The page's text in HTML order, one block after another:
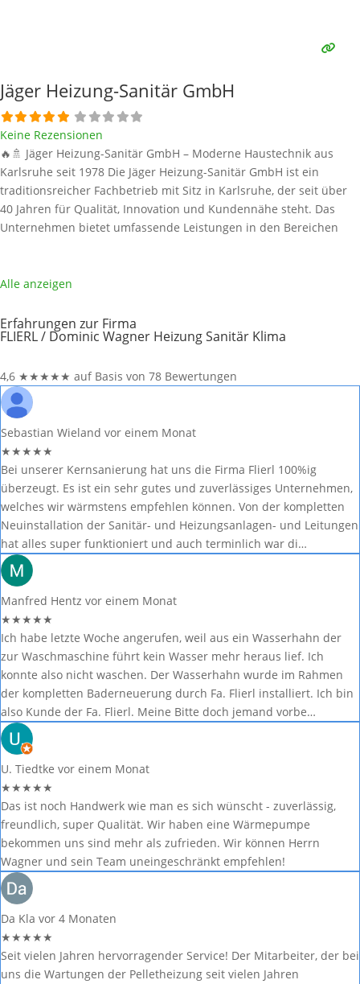
Jäger Heizung-Sanitär GmbH
Keine Rezensionen
🔥🚿 Jäger Heizung-Sanitär GmbH – Moderne Haustechnik aus
Karlsruhe seit 1978 Die Jäger Heizung-Sanitär GmbH ist ein
traditionsreicher Fachbetrieb mit Sitz in Karlsruhe, der seit über
40 Jahren für Qualität, Innovation und Kundennähe steht. Das
Unternehmen bietet umfassende Leistungen in den Bereichen
Heizlösungen ist Jäger
Alle anzeigen
Erfahrungen zur Firma
FLIERL / Dominic Wagner Heizung Sanitär Klima
4,6 ★★★★★ auf Basis von 78 Bewertungen
Sebastian Wieland vor einem Monat
★★★★★
Bei unserer Kernsanierung hat uns die Firma Flierl 100%ig
überzeugt. Es ist ein sehr gutes und zuverlässiges Unternehmen,
welches wir wärmstens empfehlen können. Von der kompletten
Neuinstallation der Sanitär- und Heizungsanlagen- und Leitungen
hat alles super funktioniert und auch terminlich war di…
Manfred Hentz vor einem Monat
★★★★★
Ich habe letzte Woche angerufen, weil aus ein Wasserhahn der
zur Waschmaschine führt kein Wasser mehr heraus lief. Ich
konnte also nicht waschen. Der Wasserhahn wurde im Rahmen
der kompletten Baderneuerung durch Fa. Flierl installiert. Ich bin
also Kunde der Fa. Flierl. Meine Bitte doch jemand vorbe…
U. Tiedtke vor einem Monat
★★★★★
Das ist noch Handwerk wie man es sich wünscht - zuverlässig,
freundlich, super Qualität. Wir haben eine Wärmepumpe
bekommen uns sind mehr als zufrieden. Wir können Herrn
Wagner und sein Team uneingeschränkt empfehlen!
Da Kla vor 4 Monaten
★★★★★
Seit vielen Jahren hervorragender Service! Der Mitarbeiter, der bei
uns die Wartungen der Pelletheizung seit vielen Jahren